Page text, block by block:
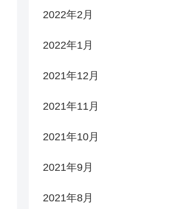
2022年2月
2022年1月
2021年12月
2021年11月
2021年10月
2021年9月
2021年8月